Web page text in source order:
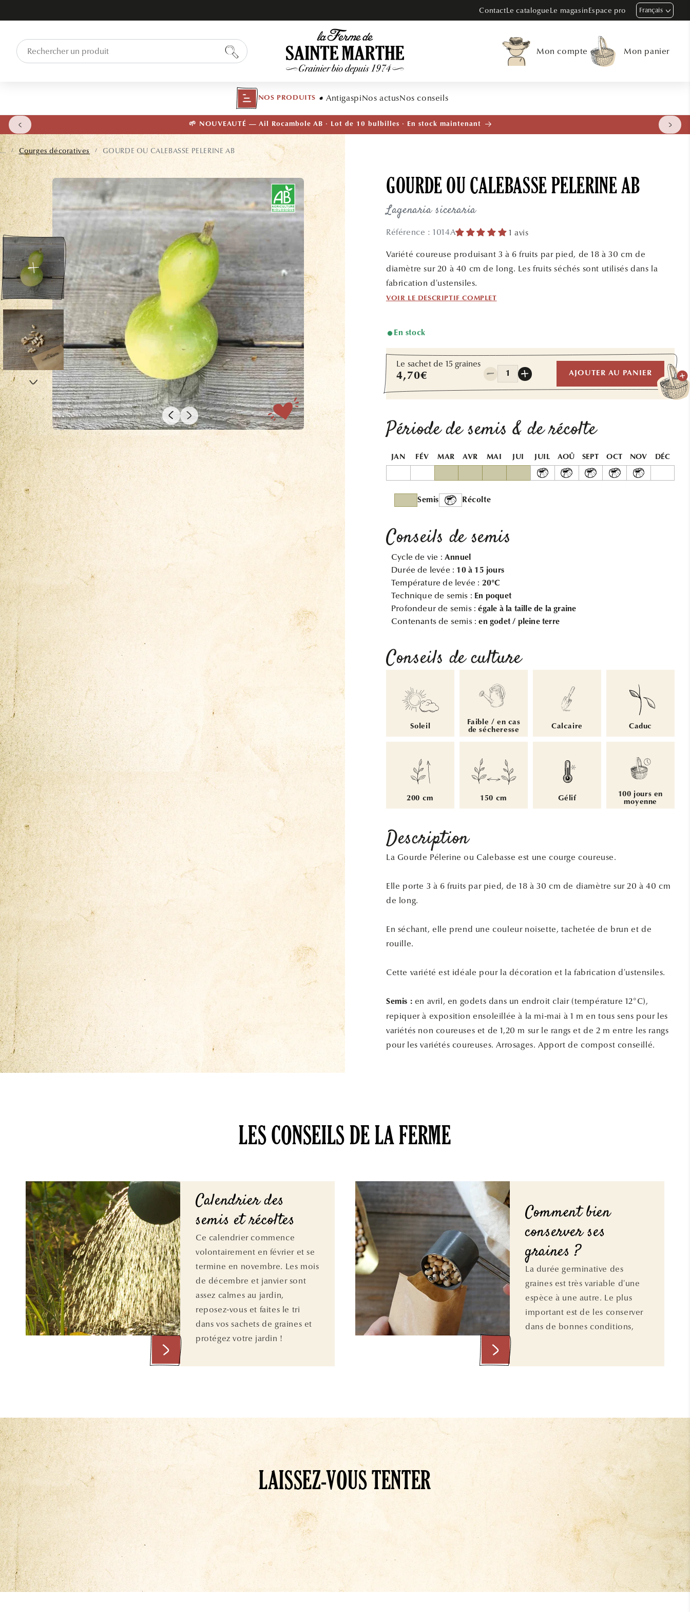
ContactLe catalogueLe magasinEspace pro Français
Mon compte Mon panier
NOS PRODUITS AntigaspiNos actusNos conseils
🌱 NOUVEAUTÉ — Ail Rocambole AB · Lot de 10 bulbilles · En stock maintenant
... / Courges décoratives / GOURDE OU CALEBASSE PELERINE AB
PASSER AUX
INFORMATIONS
PRODUITS
GOURDE OU CALEBASSE PELERINE AB
Lagenaria siceraria
Référence : 1014A 1 avis
Variété coureuse produisant 3 à 6 fruits par pied, de 18 à 30 cm de
diamètre sur 20 à 40 cm de long. Les fruits séchés sont utilisés dans la
fabrication d'ustensiles.
VOIR LE DESCRIPTIF COMPLET
En stock
Le sachet de 15 graines
Prix
habituel
4,70€
Quantité
Réduire
la
quantité
GOURDE
OU
PELERINE
AB
Augmenter
la
quantité
GOURDE
OU
PELERINE
AB
AJOUTER AU PANIER
Période de semis & de récolte
JAN FÉV MAR AVR MAI JUI JUIL AOÛ SEPT OCT NOV DÉC
Semis Récolte
Conseils de semis
Cycle de vie : Annuel
Durée de levée : 10 à 15 jours
Température de levée : 20°C
Technique de semis : En poquet
Profondeur de semis :égale à la taille de la graine
Contenants de semis :en godet / pleine terre
Conseils de culture
Soleil
Faible / en cas
de sécheresse
Calcaire Caduc
200 cm 150 cm Gélif
100 jours en
moyenne
Description
La Gourde Pélerine ou Calebasse est une courge coureuse.
Elle porte 3 à 6 fruits par pied, de 18 à 30 cm de diamètre sur 20 à 40 cm
de long.
En séchant, elle prend une couleur noisette, tachetée de brun et de
rouille.
Cette variété est idéale pour la décoration et la fabrication d'ustensiles.
Semis : en avril, en godets dans un endroit clair (température 12°C),
repiquer à exposition ensoleillée à la mi-mai à 1 m en tous sens pour les
variétés non coureuses et de 1,20 m sur le rangs et de 2 m entre les rangs
pour les variétés coureuses. Arrosages. Apport de compost conseillé.
LES CONSEILS DE LA FERME
Calendrier des
semis et récoltes
Ce calendrier commence
volontairement en février et se
termine en novembre. Les mois
de décembre et janvier sont
assez calmes au jardin,
reposez-vous et faites le tri
dans vos sachets de graines et
protégez votre jardin !
Comment bien
conserver ses
graines ?
La durée germinative des
graines est très variable d'une
espèce à une autre. Le plus
important est de les conserver
dans de bonnes conditions,
LAISSEZ-VOUS TENTER